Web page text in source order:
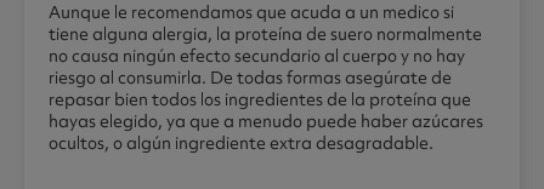
Aunque le recomendamos que acuda a un medico si
tiene alguna alergia, la proteína de suero normalmente
no causa ningún efecto secundario al cuerpo y no hay
riesgo al consumirla. De todas formas asegúrate de
repasar bien todos los ingredientes de la proteína que
hayas elegido, ya que a menudo puede haber azúcares
ocultos, o algún ingrediente extra desagradable.